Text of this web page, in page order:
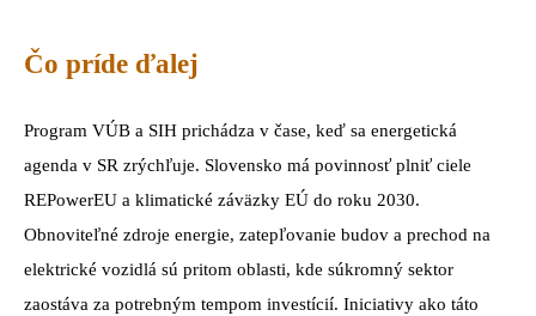
Čo príde ďalej
Program VÚB a SIH prichádza v čase, keď sa energetická
agenda v SR zrýchľuje. Slovensko má povinnosť plniť ciele
REPowerEU a klimatické záväzky EÚ do roku 2030.
Obnoviteľné zdroje energie, zatepľovanie budov a prechod na
elektrické vozidlá sú pritom oblasti, kde súkromný sektor
zaostáva za potrebným tempom investícií. Iniciativy ako táto